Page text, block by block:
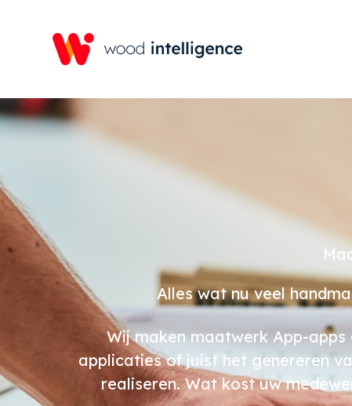
Alles wat nu veel
Wij maken maatwerk App-
applicaties of juist het genereren
realiseren. Wat kost uw